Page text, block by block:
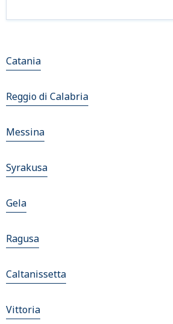
Catania
Reggio di Calabria
Messina
Syrakusa
Gela
Ragusa
Caltanissetta
Vittoria